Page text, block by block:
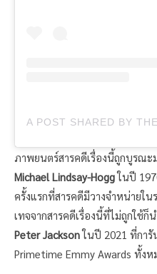
ภาพยนตร์สารคดีเรื่องนี้ถูกบูรณ
Michael Lindsay-Hoggในปี
ครั้งแรกที่สารคดีมีวางจําหน่าย
เทจจากสารคดีเรื่องนี้ที่ไม่ถูกใช้ก็
Peter Jacksonในปี 2021 ที่การั
Primetime Emmy Awards ทั้ง